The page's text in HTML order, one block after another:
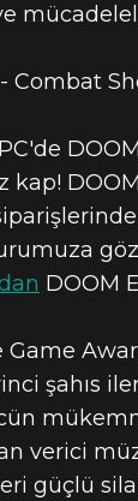
- Combat
kap!
DOOM
şahıs
verici
güçlü